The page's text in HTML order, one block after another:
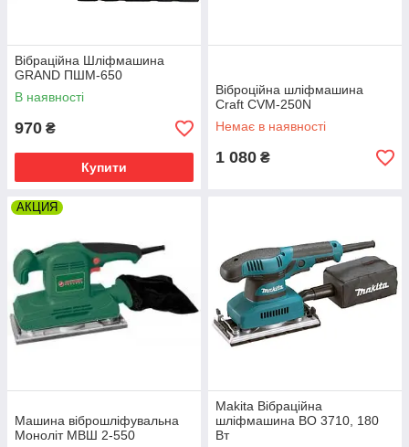
Вібраційна Шліфмашина
GRAND ПШМ-650
В наявності
970 ₴
Купити
Віброційна шліфмашина
Craft CVM-250N
Немає в наявності
1 080 ₴
АКЦИЯ
Машина віброшліфувальна
Моноліт МВШ 2-550
Makita Вібраційна
шліфмашина BO 3710, 180
Вт